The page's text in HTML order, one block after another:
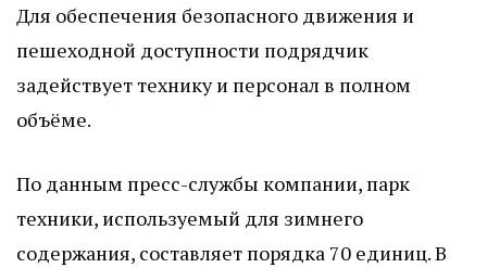
Для обеспечения безопасного движения и
пешеходной доступности подрядчик
задействует технику и персонал в полном
объёме.
По данным пресс-службы компании, парк
техники, используемый для зимнего
содержания, составляет порядка 70 единиц. В